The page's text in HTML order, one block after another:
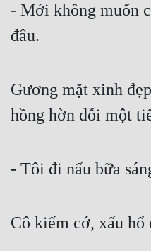
- Mới không muốn
đâu.
Gương mặt xinh
hồng hờn dỗi một
- Tôi đi nấu bữa
Cô kiếm cớ, xấu hổ